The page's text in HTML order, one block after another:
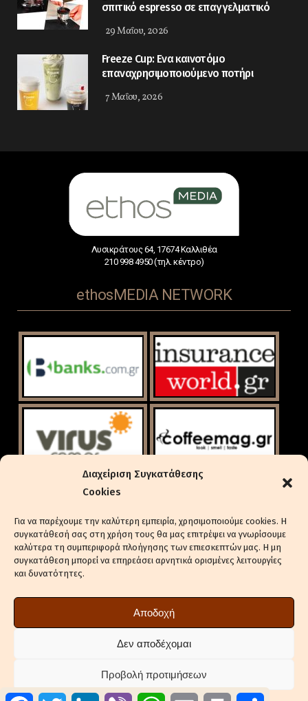
Διαχείριση Συγκατάθεσης
Cookies
Για να παρέχουμε την καλύτερη εμπειρία, χρησιμοποιούμε cookies. Η
συγκατάθεσή σας στη χρήση τους θα μας επιτρέψει να γνωρίσουμε
καλύτερα τη συμπεριφορά πλοήγησης των επιεσκεπτών μας. Η μη
συγκατάθεση μπορεί να επηρεάσει αρνητικά ορισμένες λειτουργίες
και δυνατότητες.
Αποδοχή
Δεν αποδέχομαι
Προβολή προτιμήσεων
σπιτικό espresso σε επαγγελματικό
29 Μαΐου, 2026
Freeze Cup: Eνα καινοτόμο
επαναχρησιμοποιούμενο ποτήρι
7 Μαΐου, 2026
Λυσικράτους 64, 17674 Καλλιθέα
210 998 4950 (τηλ. κέντρο)
ethosMEDIA NETWORK
ΠΟΛΙΤΙΚΉ COOKIES (ΕΕ)
ΣΤΕΊΛΤΕ ΔΕΛΤΊΑ ΤΎΠΟΥ ΤΗΣ ΕΤΑΙΡΕΊΑΣ ΣΑΣ
FacebookTwitter LinkedInViber WhatsApp
Email Print